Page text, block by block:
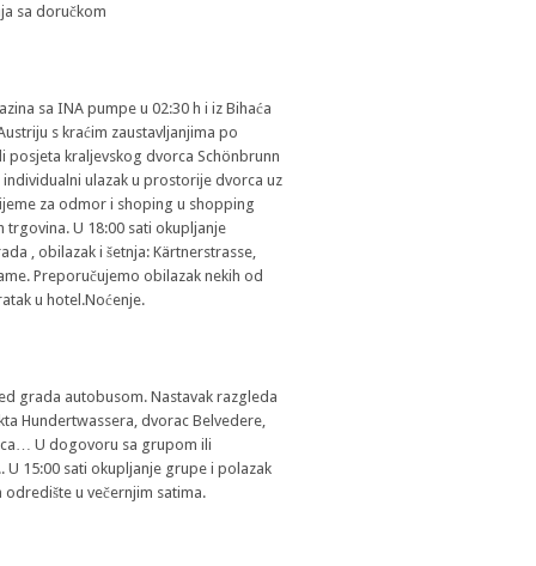
sa doručkom
sa INA pumpe u 02:30 h i iz Bihaća
s kraćim zaustavljanjima po
posjeta kraljevskog dvorca Schönbrunn
ulazak u prostorije dvorca uz
za odmor i shoping u shopping
trgovina. U 18:00 sati okupljanje
, obilazak i šetnja: Kärtnerstrasse,
Preporučujemo obilazak nekih od
u hotel.Noćenje.
grada autobusom. Nastavak razgleda
Hundertwassera, dvorac Belvedere,
U dogovoru sa grupom ili
15:00 sati okupljanje grupe i polazak
odredište u večernjim satima.